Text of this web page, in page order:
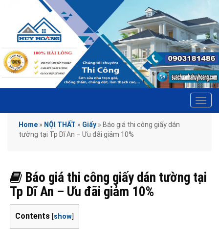
Home » NỘI THẤT » Giấy » Báo giá thi công giấy dán
tường tại Tp Dĩ An – Ưu đãi giảm 10%
Báo giá thi công giấy dán tường tại
Tp Dĩ An – Ưu đãi giảm 10%
Contents [show]